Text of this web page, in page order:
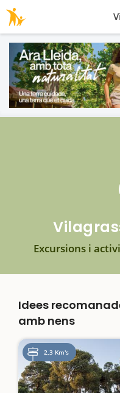
Excursions i
Idees
amb nens
2,3 Km's